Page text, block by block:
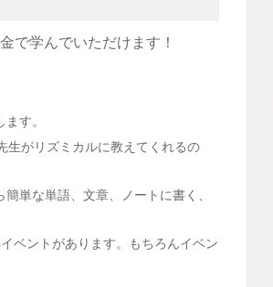
で学んでいただけます！
す。
生がリズミカルに教えてくれるの
単な単語、文章、ノートに書く、
ベントがあります。もちろんイベン